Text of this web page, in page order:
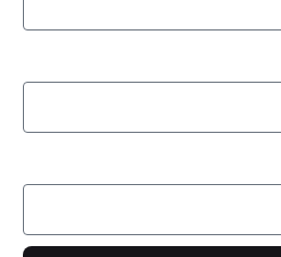
التقني والمهني
أبرز الأنواع:
التي تحتاج إلى منهجية
وتقنيات تعليمية